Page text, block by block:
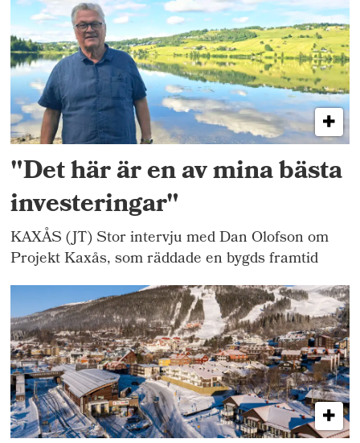
"Det här är en av mina bästa
investeringar"
KAXÅS (JT) Stor intervju med Dan Olofson om
Projekt Kaxås, som räddade en bygds framtid